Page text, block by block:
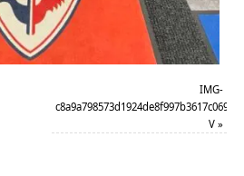
IMG-
c8a9a798573d1924de8f997b3617c069-
V »